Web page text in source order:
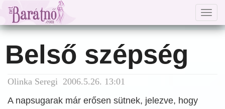
Belső szépség
Olinka Seregi 2006.5.26. 13:01
A napsugarak már erősen sütnek, jelezve, hogy